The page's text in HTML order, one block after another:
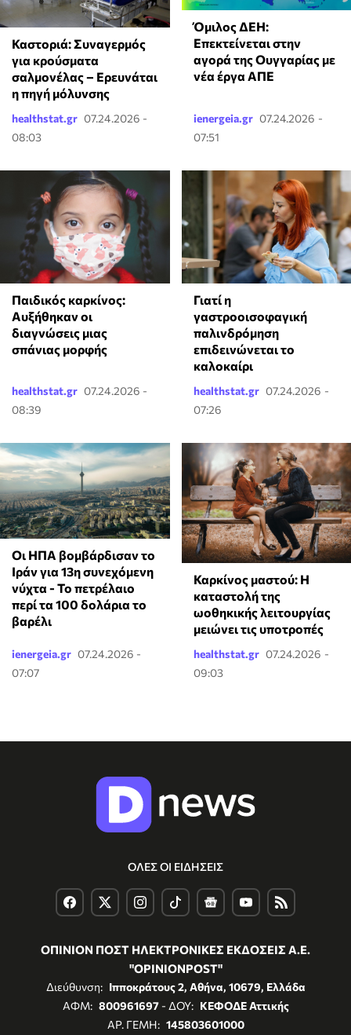
Καστοριά: Συναγερμός
για κρούσματα
σαλμονέλας – Ερευνάται
η πηγή μόλυνσης
healthstat.gr 07.24.2026 -
08:03
Όμιλος ΔΕΗ:
Επεκτείνεται στην
αγορά της Ουγγαρίας με
νέα έργα ΑΠΕ
ienergeia.gr 07.24.2026 -
07:51
Παιδικός καρκίνος:
Αυξήθηκαν οι
διαγνώσεις μιας
σπάνιας μορφής
healthstat.gr 07.24.2026 -
08:39
Γιατί η
γαστροοισοφαγική
παλινδρόμηση
επιδεινώνεται το
καλοκαίρι
healthstat.gr 07.24.2026 -
07:26
Οι ΗΠΑ βομβάρδισαν το
Ιράν για 13η συνεχόμενη
νύχτα - Το πετρέλαιο
περί τα 100 δολάρια το
βαρέλι
ienergeia.gr 07.24.2026 -
07:07
Καρκίνος μαστού: Η
καταστολή της
ωοθηκικής λειτουργίας
μειώνει τις υποτροπές
healthstat.gr 07.24.2026 -
09:03
ΟΛΕΣ ΟΙ ΕΙΔΗΣΕΙΣ
ΟΠΙΝΙΟΝ ΠΟΣΤ ΗΛΕΚΤΡΟΝΙΚΕΣ ΕΚΔΟΣΕΙΣ Α.Ε.
"OPINIONPOST"
Διεύθυνση: Ιπποκράτους 2, Αθήνα, 10679, Ελλάδα
ΑΦΜ: 800961697- ΔΟΥ: ΚΕΦΟΔΕ Αττικής
ΑΡ. ΓΕΜΗ: 145803601000